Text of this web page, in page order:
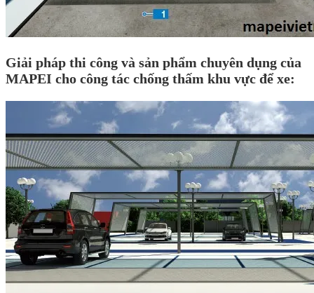
Giải pháp thi công và sản phẩm chuyên dụng của
MAPEI cho công tác chống thấm khu vực để xe: